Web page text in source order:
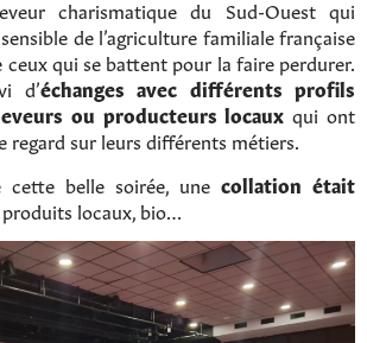
Rechercher sur le site
charismatique du Sud-Ouest qui
de l’agriculture familiale française
ceux qui se battent pour la faire perdurer.
d’échanges avec différents profils
ou producteurs locauxqui ont
regard sur leurs différents métiers.
cette belle soirée, une collation était
produits locaux, bio…